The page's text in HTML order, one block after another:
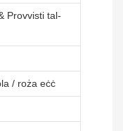
Provvisti tal-
/ roża eċċ